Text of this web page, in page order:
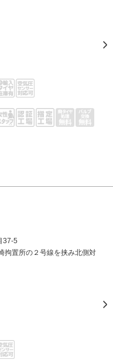
37-5
置所の２号線を挟み北側対